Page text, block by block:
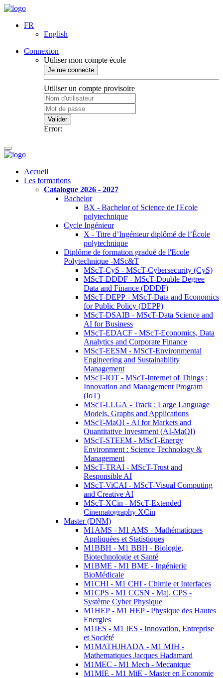
FR
English
Connexion
Utiliser mon compte école
Je me connecte
Utiliser un compte provisoire
Valider
Error:
Accueil
Les formations
Catalogue 2026 - 2027
Bachelor
BX - Bachelor of Science de l'Ecole
polytechnique
Cycle Ingénieur
X - Titre d’Ingénieur diplômé de l’École
polytechnique
Diplôme de formation gradué de l'Ecole
Polytechnique -MSc&T
MScT-CyS - MScT-Cybersecurity (CyS)
MScT-DDDF - MScT-Double Degree
Data and Finance (DDDF)
MScT-DEPP - MScT-Data and Economics
for Public Policy (DEPP)
MScT-DSAIB - MScT-Data Science and
AI for Business
MScT-EDACF - MScT-Economics, Data
Analytics and Corporate Finance
MScT-EESM - MScT-Environmental
Engineering and Sustainability
Management
MScT-IOT - MScT-Internet of Things :
Innovation and Management Program
(IoT)
MScT-LLGA - Track : Large Language
Models, Graphs and Applications
MScT-MaQI - AI for Markets and
Quantitative Investment (AI-MaQI)
MScT-STEEM - MScT-Energy
Environment : Science Technology &
Management
MScT-TRAI - MScT-Trust and
Responsible AI
MScT-ViCAI - MScT-Visual Computing
and Creative AI
MScT-XCin - MScT-Extended
Cinematography XCin
Master (DNM)
M1AMS - M1 AMS - Mathématiques
Appliquées et Statistiques
M1BBH - M1 BBH - Biologie,
Biotechnologie et Santé
M1BME - M1 BME - Ingénierie
BioMédicale
M1CHI - M1 CHI - Chimie et Interfaces
M1CPS - M1 CCSN - Maj. CPS -
Système Cyber Physique
M1HEP - M1 HEP - Physique des Hautes
Energies
M1IES - M1 IES - Innovation, Entreprise
et Société
M1MATHJHADA - M1 MJH -
Mathematiques Jacques Hadamard
M1MEC - M1 Mech - Mecanique
M1MIE - M1 MiE - Master en Economie